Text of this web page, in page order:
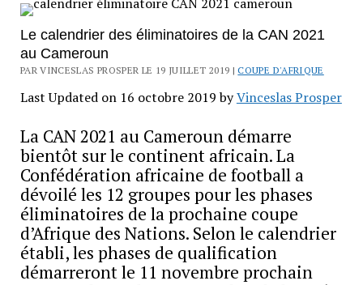
Le calendrier des éliminatoires de la CAN 2021
au Cameroun
PAR VINCESLAS PROSPER LE 19 JUILLET 2019 |COUPE D'AFRIQUE
Last Updated on 16 octobre 2019 byVinceslas Prosper
La CAN 2021 au Cameroun démarre
bientôt sur le continent africain. La
Confédération africaine de football a
dévoilé les 12 groupes pour les phases
éliminatoires de la prochaine coupe
d’Afrique des Nations. Selon le calendrier
établi, les phases de qualification
démarreront le 11 novembre prochain